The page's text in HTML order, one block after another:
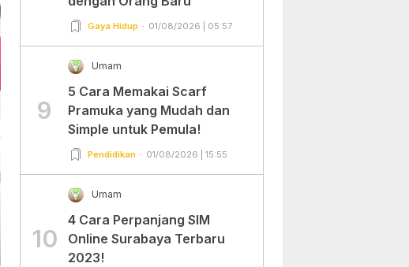
Gaya Hidup 01/08/2026 | 05:57
9
Umam
5 Cara Memakai Scarf
Pramuka yang Mudah dan
Simple untuk Pemula!
Pendidikan 01/08/2026 | 15:55
10
Umam
4 Cara Perpanjang SIM
Online Surabaya Terbaru
2023!